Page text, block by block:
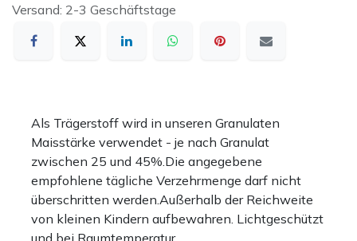
Versand: 2-3 Geschäftstage
Als Trägerstoff wird in unseren Granulaten
Maisstärke verwendet - je nach Granulat
zwischen 25 und 45%.Die angegebene
empfohlene tägliche Verzehrmenge darf nicht
überschritten werden.Außerhalb der Reichweite
von kleinen Kindern aufbewahren. Lichtgeschützt